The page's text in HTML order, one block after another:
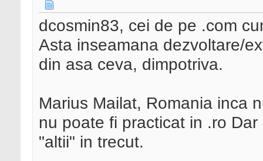
dcosmin83, cei de pe .com
Asta inseamana dezvoltare/
din asa ceva, dimpotriva.
Marius Mailat, Romania inca
nu poate fi practicat in .ro
"altii" in trecut.